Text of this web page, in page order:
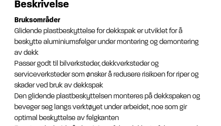
Beskrivelse
Bruksområder
Glidende plastbeskyttelse for dekkspak er utviklet for å
beskytte aluminiumsfelger under montering og demontering
av dekk
Passer godt til bilverksteder, dekkverksteder og
serviceverksteder som ønsker å redusere risikoen for riper og
skader ved bruk av dekkspak
Den glidende plastbeskyttelsen monteres på dekkspaken og
beveger seg langs verktøyet under arbeidet, noe som gir
optimal beskyttelse av felgkanten